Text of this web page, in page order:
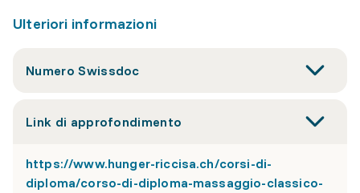
Ulteriori informazioni
Numero Swissdoc
Link di approfondimento
https://www.hunger-riccisa.ch/corsi-di-
diploma/corso-di-diploma-massaggio-classico-